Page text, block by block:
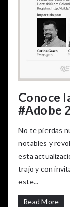
Conoce
#Adobe
No te pierdas
notables y
esta
trajo y con
este...
Read More